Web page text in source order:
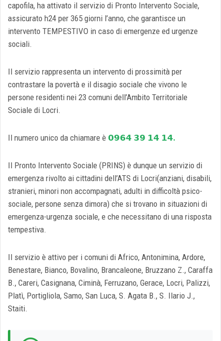
capofila, ha attivato il servizio di Pronto Intervento Sociale,
assicurato h24 per 365 giorni l’anno, che garantisce un
intervento TEMPESTIVO in caso di emergenze ed urgenze
sociali.
Il servizio rappresenta un intervento di prossimità per
contrastare la povertà e il disagio sociale che vivono le
persone residenti nei 23 comuni dell’Ambito Territoriale
Sociale di Locri.
Il numero unico da chiamare è 𝟬𝟵𝟲𝟰 𝟯𝟵 𝟭𝟰 𝟭𝟰.
Il Pronto Intervento Sociale (PRINS) è dunque un servizio di
emergenza rivolto ai cittadini dell’ATS di Locri(anziani, disabili,
stranieri, minori non accompagnati, adulti in difficoltà psico-
sociale, persone senza dimora) che si trovano in situazioni di
emergenza-urgenza sociale, e che necessitano di una risposta
tempestiva.
Il servizio è attivo per i comuni di Africo, Antonimina, Ardore,
Benestare, Bianco, Bovalino, Brancaleone, Bruzzano Z., Caraffa
B., Careri, Casignana, Ciminà, Ferruzano, Gerace, Locri, Palizzi,
Platì, Portigliola, Samo, San Luca, S. Agata B., S. Ilario J.,
Staiti.